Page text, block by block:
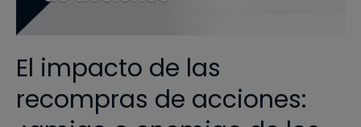
El impacto de las
recompras de acciones: